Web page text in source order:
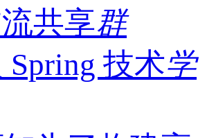
共享群
Spring 技术学